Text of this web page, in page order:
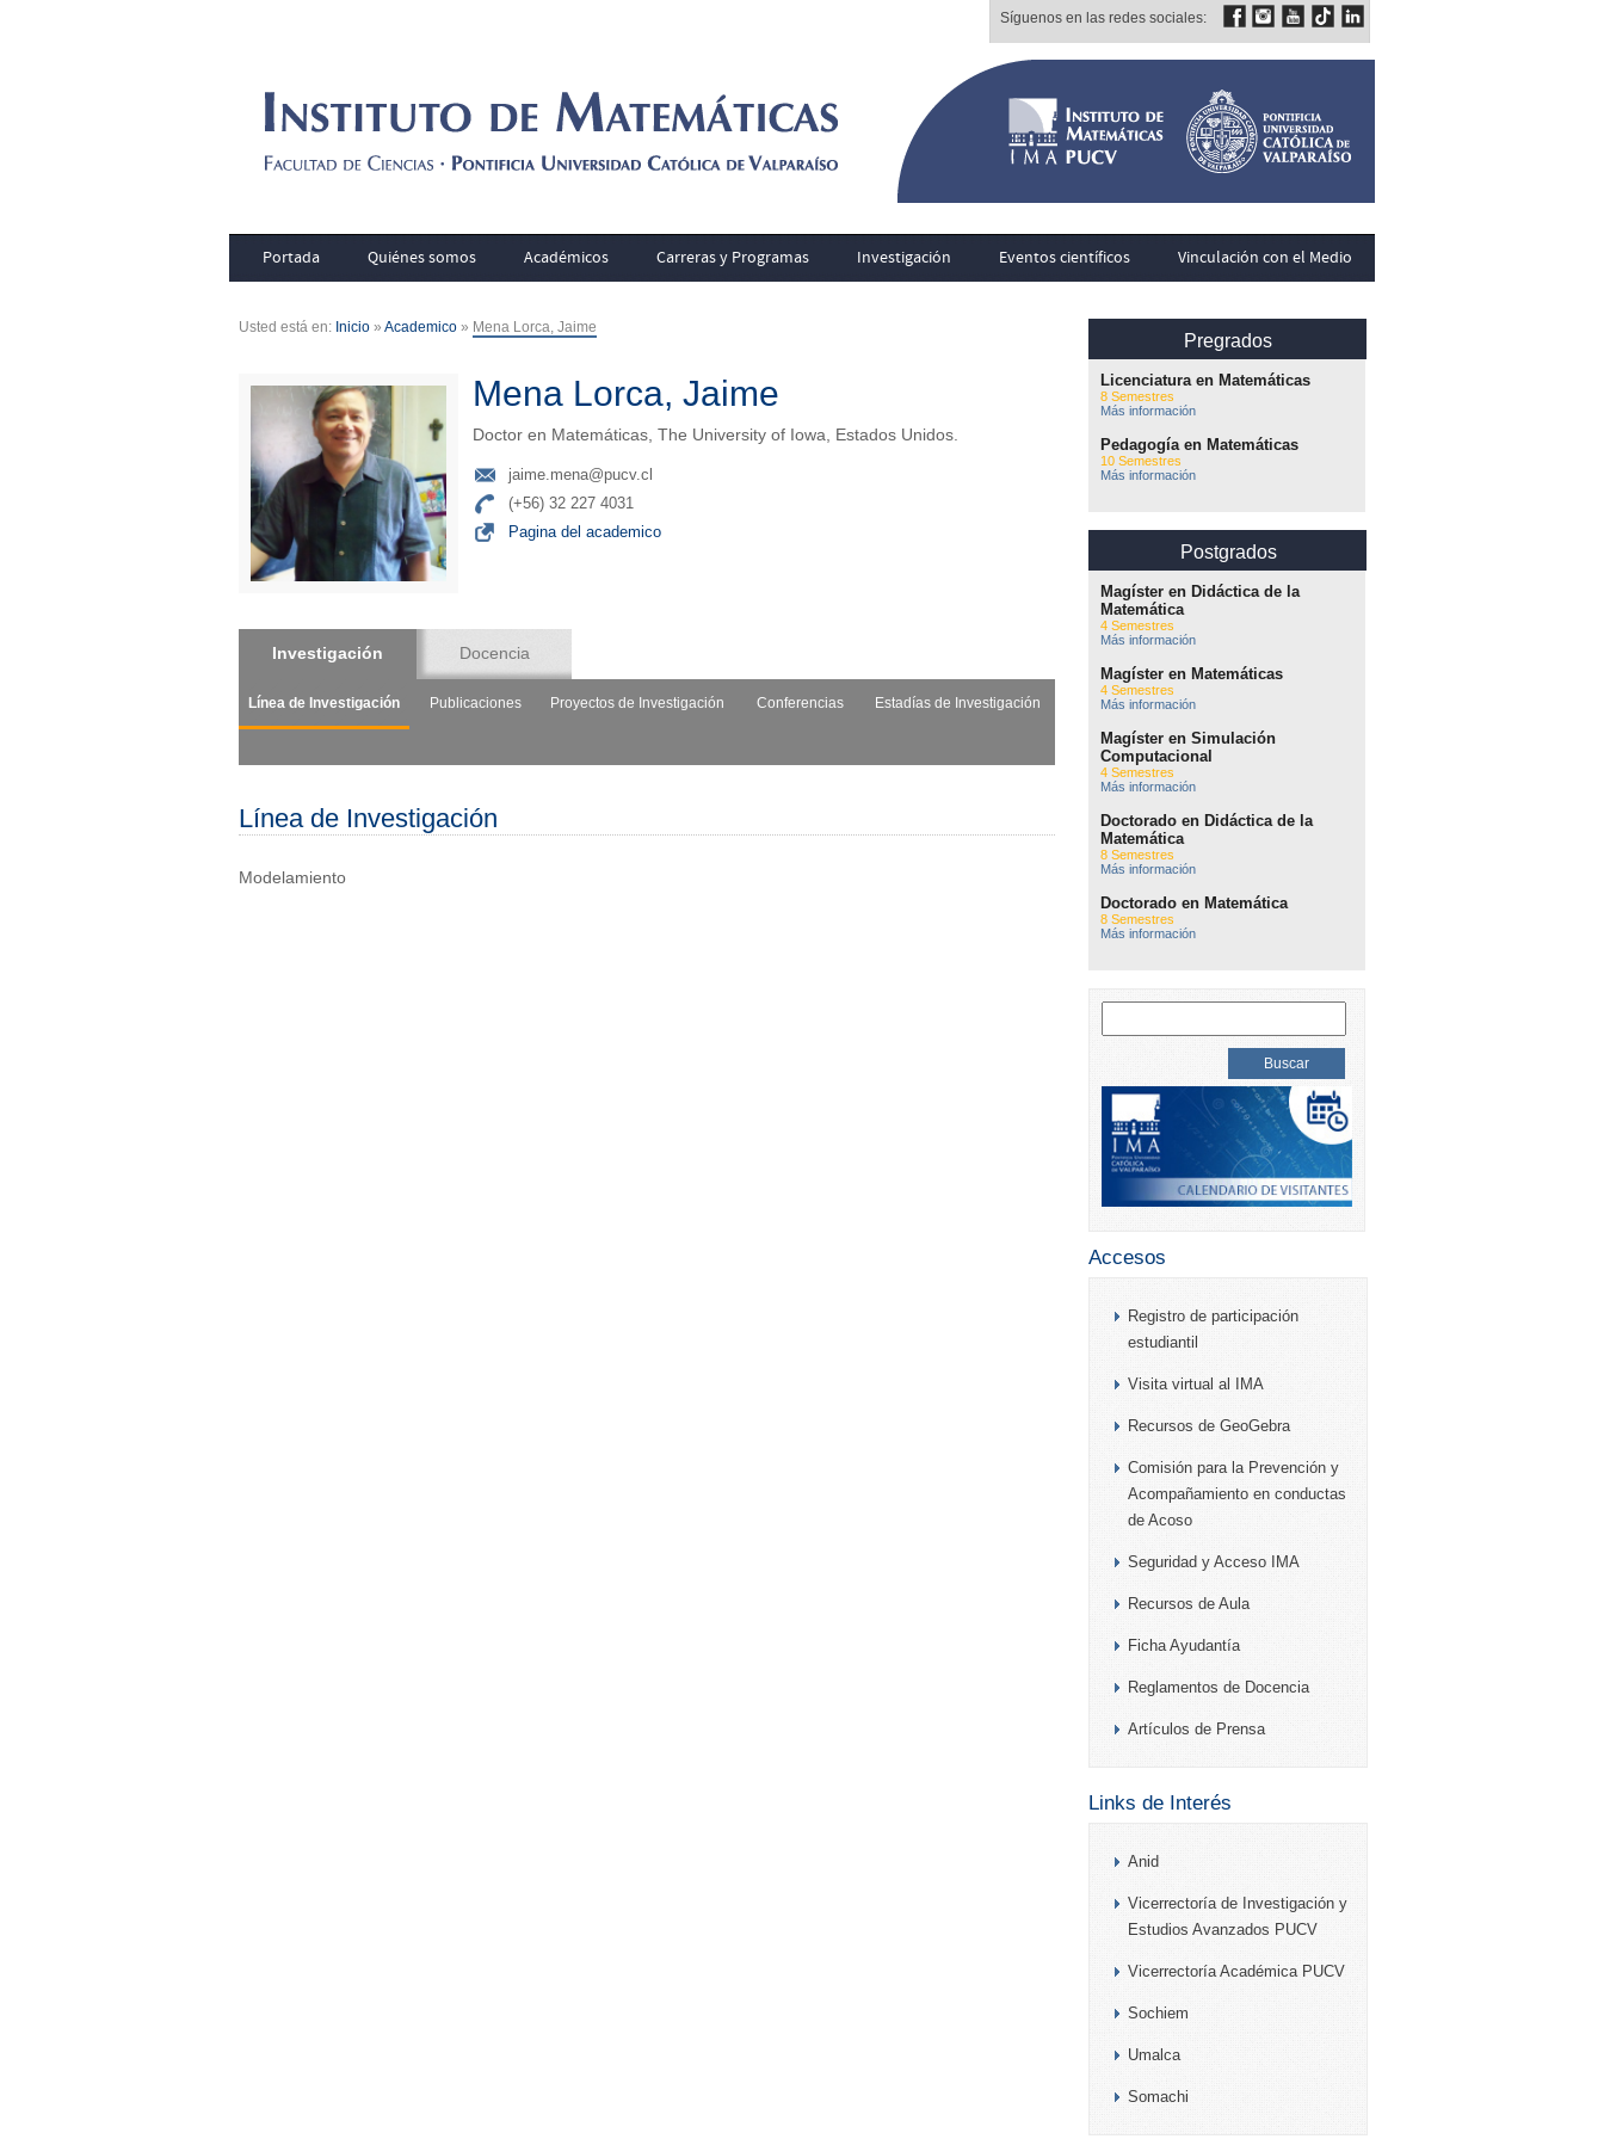
Síguenos en las redes sociales:
Portada Quiénes somos Académicos Carreras y Programas Investigación Eventos científicos Vinculación con el Medio
Usted está en: Inicio » Academico » Mena Lorca, Jaime
Mena Lorca, Jaime
Doctor en Matemáticas, The University of Iowa, Estados Unidos.
jaime.mena@pucv.cl
(+56) 32 227 4031
Pagina del academico
Investigación
Línea de Investigación Publicaciones Proyectos de Investigación Conferencias Estadías de Investigación
Docencia
Línea de Investigación
Modelamiento
Pregrados
Licenciatura en Matemáticas
8 Semestres
Más información
Pedagogía en Matemáticas
10 Semestres
Más información
Postgrados
Magíster en Didáctica de la
Matemática
4 Semestres
Más información
Magíster en Matemáticas
4 Semestres
Más información
Magíster en Simulación
Computacional
4 Semestres
Más información
Doctorado en Didáctica de la
Matemática
8 Semestres
Más información
Doctorado en Matemática
8 Semestres
Más información
Accesos
Registro de participación
estudiantil
Visita virtual al IMA
Recursos de GeoGebra
Comisión para la Prevención y
Acompañamiento en conductas
de Acoso
Seguridad y Acceso IMA
Recursos de Aula
Ficha Ayudantía
Reglamentos de Docencia
Artículos de Prensa
Links de Interés
Anid
Vicerrectoría de Investigación y
Estudios Avanzados PUCV
Vicerrectoría Académica PUCV
Sochiem
Umalca
Somachi